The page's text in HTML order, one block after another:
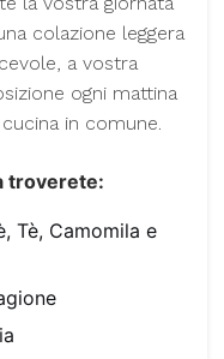
colazione leggera
a vostra
ogni mattina
in comune.
troverete:
Tè, Camomila e